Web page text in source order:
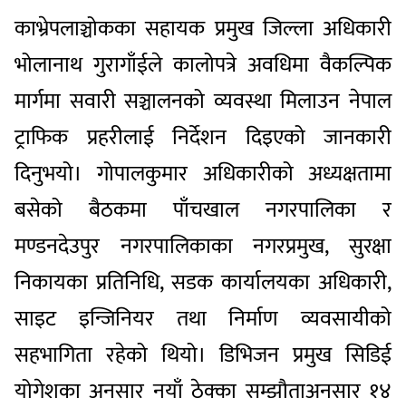
काभ्रेपलाञ्चोकका सहायक प्रमुख जिल्ला अधिकारी
भोलानाथ गुरागाँईले कालोपत्रे अवधिमा वैकल्पिक
मार्गमा सवारी सञ्चालनको व्यवस्था मिलाउननेपाल
ट्राफिक प्रहरीलाई निर्देशन दिइएको जानकारी
दिनुभयो।गोपालकुमार अधिकारीको अध्यक्षतामा
बसेको बैठकमापाँचखाल नगरपालिका र
मण्डनदेउपुर नगरपालिकाका नगरप्रमुख, सुरक्षा
निकायका प्रतिनिधि, सडक कार्यालयका अधिकारी,
साइट इन्जिनियर तथा निर्माण व्यवसायीको
सहभागिता रहेको थियो। डिभिजन प्रमुख सिडिई